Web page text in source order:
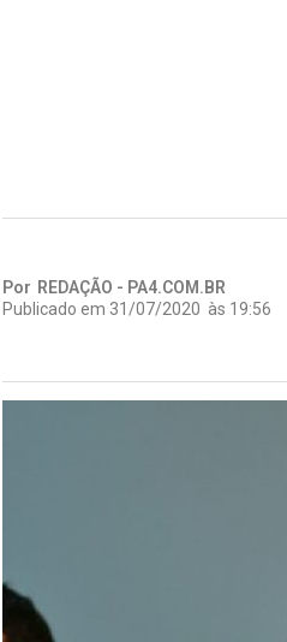
Por REDAÇÃO - PA4.COM.BR
Publicado em 31/07/2020 às 19:56